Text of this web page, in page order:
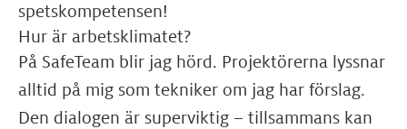
spetskompetensen!
Hur är arbetsklimatet?
På SafeTeam blir jag hörd. Projektörerna lyssnar
alltid på mig som tekniker om jag har förslag.
Den dialogen är superviktig – tillsammans kan